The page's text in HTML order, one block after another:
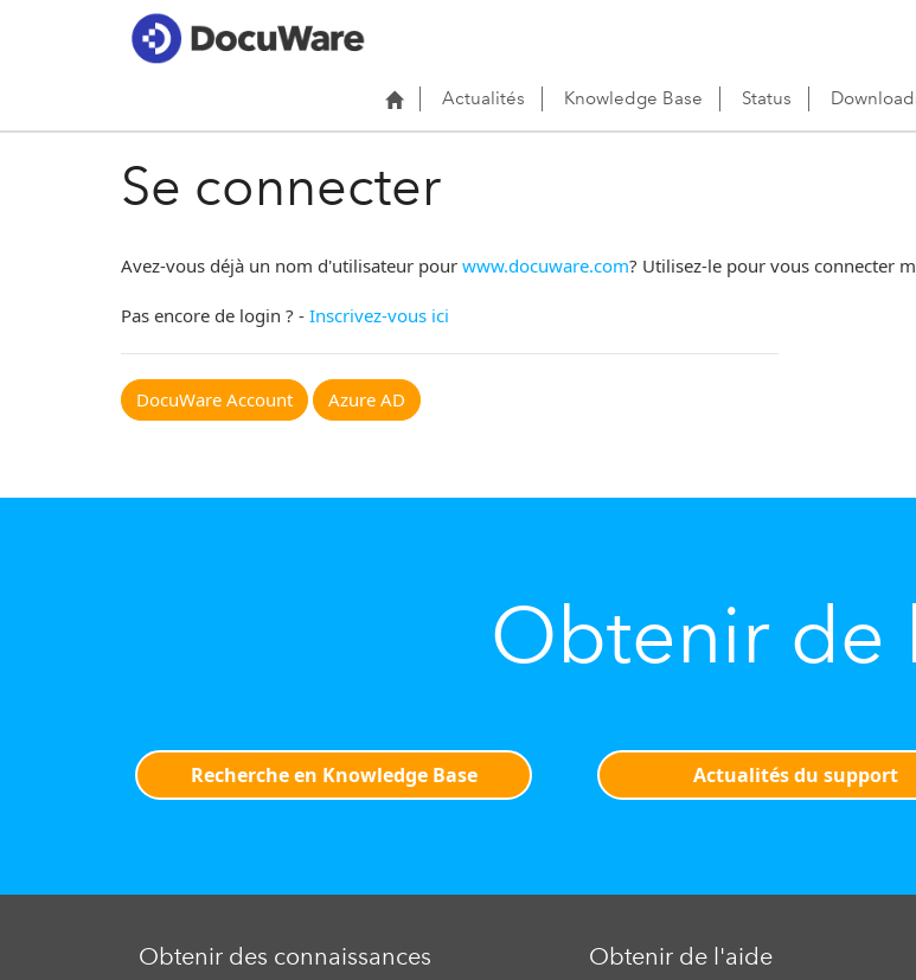
Actualités Knowledge Base Status
Se connecter
Avez-vous déjà un nom d'utilisateur pour www.docuware.com? Utilisez-le pour vous connecter
Pas encore de login ? - Inscrivez-vous ici
DocuWare Account Azure AD
Obtenir de
Recherche en Knowledge Base Actualités du support
Obtenir des connaissances Obtenir de l'aide